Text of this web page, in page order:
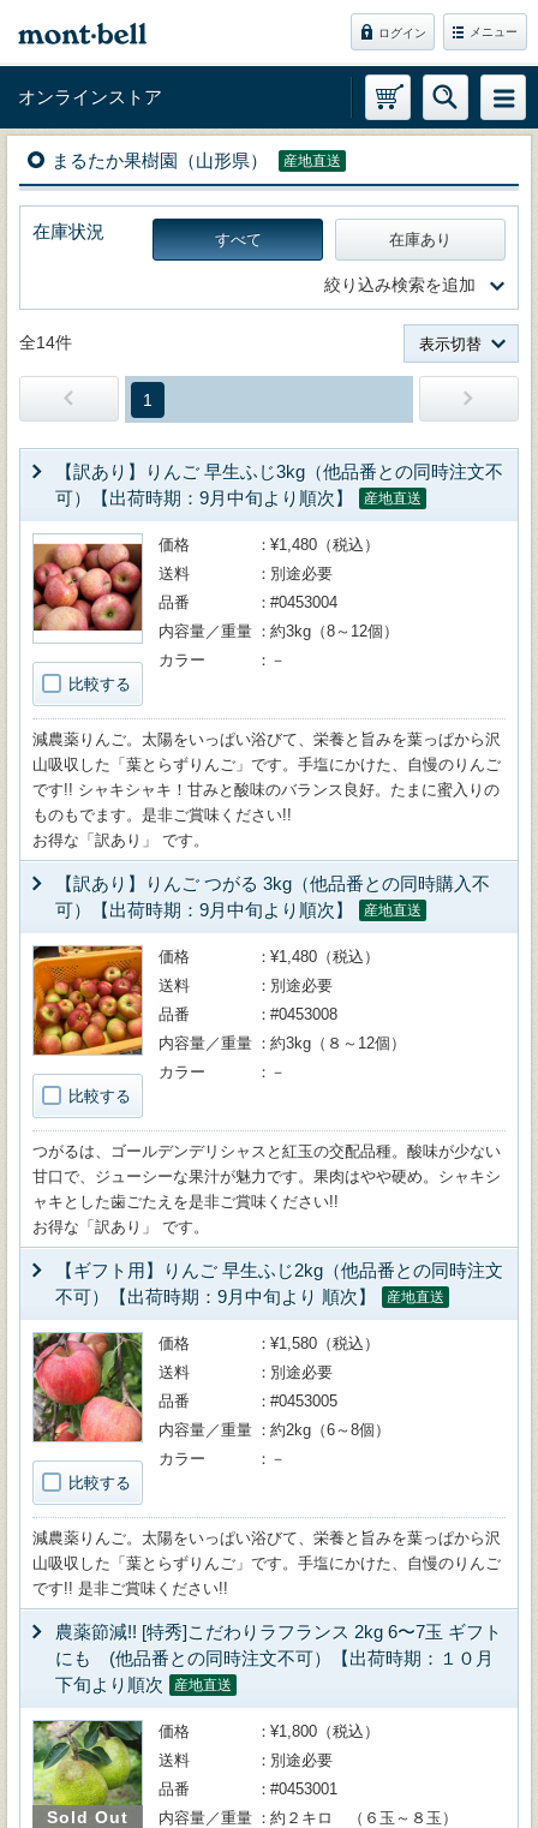
ログイン メニュー
オンラインストア
まるたか果樹園（山形県） 産地直送
在庫状況 すべて 在庫あり
絞り込み検索を追加
全14件 表示切替
1
【訳あり】りんご 早生ふじ3kg（他品番との同時注文不
可）【出荷時期：9月中旬より順次】
産地直送
比較する
価格
¥1,480（税込）
送料
別途必要
品番
#0453004
内容量／重量
約3kg（8～12個）
カラー
－
減農薬りんご。太陽をいっぱい浴びて、栄養と旨みを葉っぱから沢
山吸収した「葉とらずりんご」です。手塩にかけた、自慢のりんご
です!! シャキシャキ！甘みと酸味のバランス良好。たまに蜜入りの
ものもでます。是非ご賞味ください!!
お得な「訳あり」 です。
【訳あり】りんご つがる 3kg（他品番との同時購入不
可）【出荷時期：9月中旬より順次】
産地直送
比較する
価格
¥1,480（税込）
送料
別途必要
品番
#0453008
内容量／重量
約3kg（８～12個）
カラー
－
つがるは、ゴールデンデリシャスと紅玉の交配品種。酸味が少ない
甘口で、ジューシーな果汁が魅力です。果肉はやや硬め。シャキシ
ャキとした歯ごたえを是非ご賞味ください!!
お得な「訳あり」 です。
【ギフト用】りんご 早生ふじ2kg（他品番との同時注文
不可）【出荷時期：9月中旬より 順次】
産地直送
比較する
価格
¥1,580（税込）
送料
別途必要
品番
#0453005
内容量／重量
約2kg（6～8個）
カラー
－
減農薬りんご。太陽をいっぱい浴びて、栄養と旨みを葉っぱから沢
山吸収した「葉とらずりんご」です。手塩にかけた、自慢のりんご
です!! 是非ご賞味ください!!
農薬節減!! [特秀]こだわりラフランス 2kg 6〜7玉 ギフト
にも (他品番との同時注文不可）【出荷時期：１０月
下旬より順次
産地直送
Sold Out
価格
¥1,800（税込）
送料
別途必要
品番
#0453001
内容量／重量
約２キロ （６玉～８玉）